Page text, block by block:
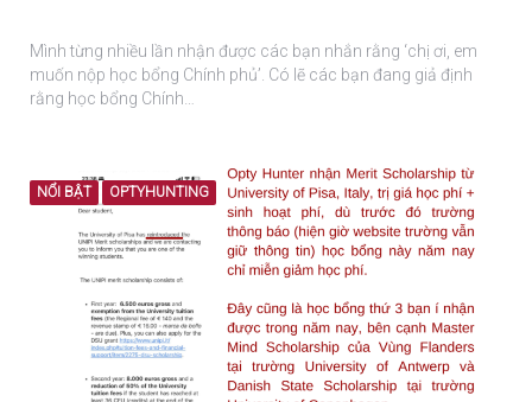
Mình từng nhiều lần nhận được các bạn nhắn rằng ‘chị ơi, em
muốn nộp học bổng Chính phủ’. Có lẽ các bạn đang giả định
rằng học bổng Chính…
NỔI BẬT OPTYHUNTING